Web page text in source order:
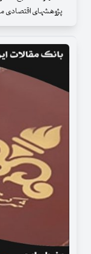
پژوهشهای اقتصادی